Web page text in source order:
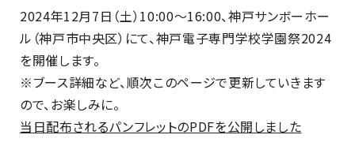
神戸電子をもっと知る
資料請求
こちら
2024年12月7日（土）10:00～16:00、神戸サンボーホー
ル（神戸市中央区）にて、神戸電子専門学校学園祭2024
を開催します。
※ブース詳細など、順次このページで更新していきます
ので、お楽しみに。
当日配布されるパンフレットのPDFを公開しました